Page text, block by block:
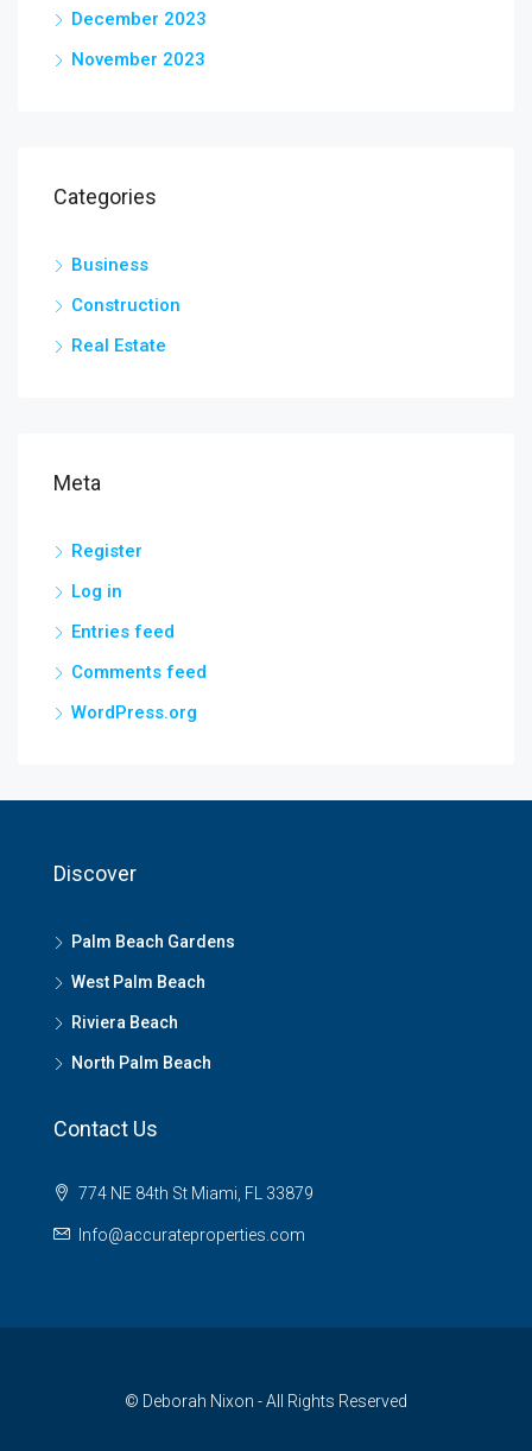
December 2023
November 2023
Categories
Business
Construction
Real Estate
Meta
Register
Log in
Entries feed
Comments feed
WordPress.org
Discover
Palm Beach Gardens
West Palm Beach
Riviera Beach
North Palm Beach
Contact Us
774 NE 84th St Miami, FL 33879
Info@accurateproperties.com
© Deborah Nixon - All Rights Reserved